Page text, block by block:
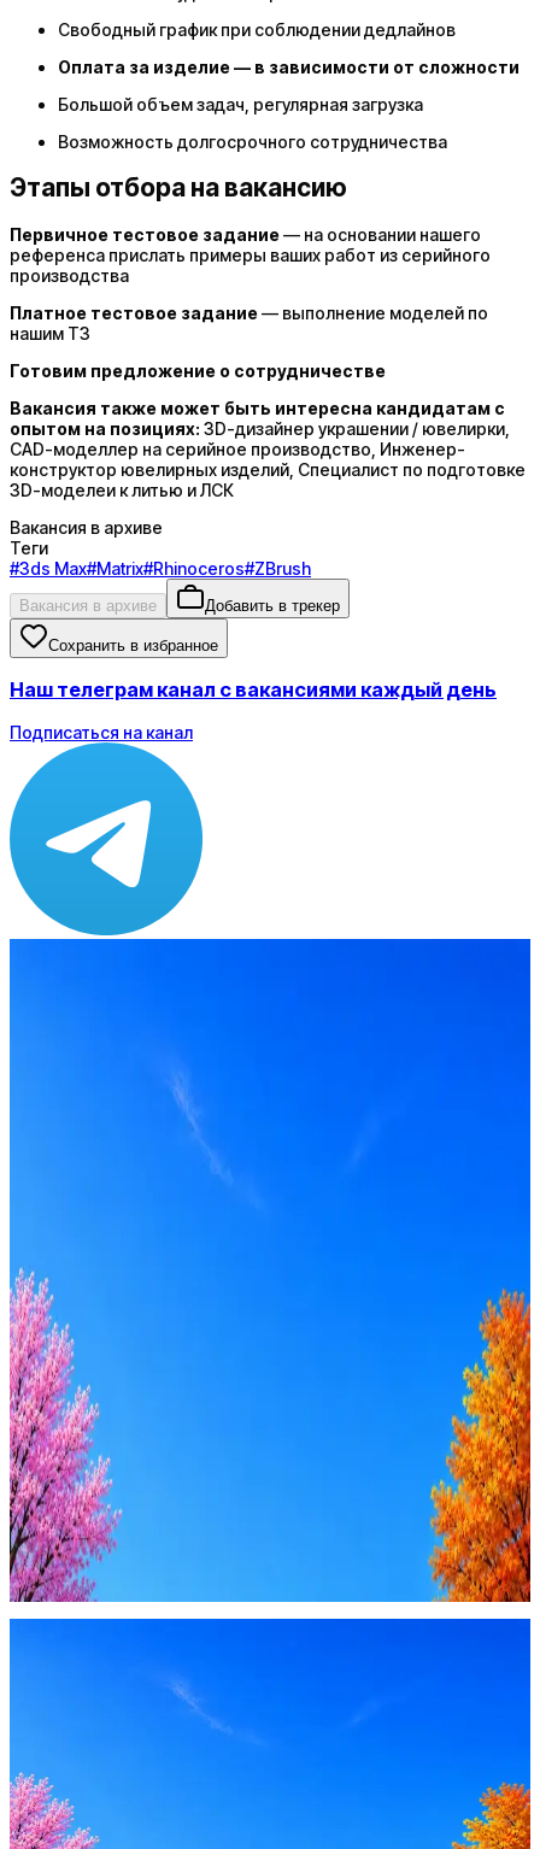
Свободный график при соблюдении дедлайнов
Оплата за изделие — в зависимости от сложности
Большой объем задач, регулярная загрузка
Возможность долгосрочного сотрудничества
Этапы отбора на вакансию
Первичное тестовое задание— на основании нашего
референса прислать примеры ваших работ из серийного
производства
Платное тестовое задание— выполнение моделей по
нашим ТЗ
Готовим предложение о сотрудничестве
Вакансия также может быть интересна кандидатам с
опытом на позициях: 3D-дизайнер украшении / ювелирки,
CAD-моделлер на серийное производство, Инженер-
конструктор ювелирных изделий, Специалист по подготовке
3D-моделеи к литью и ЛСК
Вакансия в архиве
Теги
#3ds Max#Matrix#Rhinoceros#ZBrush
Вакансия в архиве Добавить в трекер
Сохранить в избранное
Наш телеграм канал с вакансиями каждый день
Подписаться на канал
Оффер быстрее с Эйч
Будьте осторожны: если работодатель просит войти через
Google, iCloud или Госуслуги, прислать код или пароль,
запустить ПО или перевести деньги — это мошенники.
Жмите Пожаловаться
Стратегия поиска с AI: рынки, позиции, вилка, каналы